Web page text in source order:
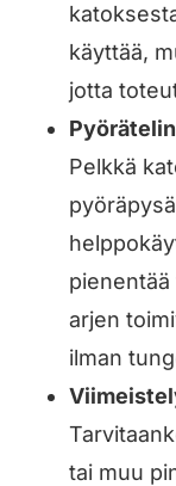
käyttää,
jotta
Pelkkä
pienentää
arjen
ilman
tai muu